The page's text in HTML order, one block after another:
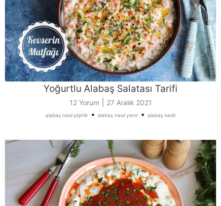
Yoğurtlu Alabaş Salatası Tarifi
12 Yorum 27 Aralık 2021
alabaş nasıl pişirilir• alabaş nasıl yenir• alabaş nedir